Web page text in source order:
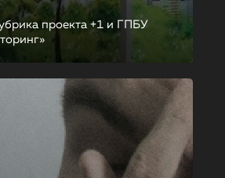
проекта +1 и ГПБУ